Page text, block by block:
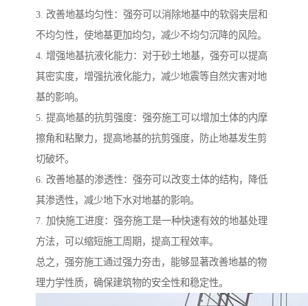
3. 改善地基均匀性：强夯可以消除地基中的软弱夹层和
不均匀性，使地基更加均匀，减少不均匀沉降的风险。
4. 增强地基抗液化能力：对于砂土地基，强夯可以提高
其密实度，增强抗液化能力，减少地震等自然灾害对地
基的影响。
5. 提高地基的抗剪强度：强夯施工可以增加土体的内摩
擦角和粘聚力，提高地基的抗剪强度，防止地基发生剪
切破坏。
6. 改善地基的渗透性：强夯可以改变土体的结构，降低
其渗透性，减少地下水对地基的影响。
7. 加快施工进度：强夯施工是一种快速有效的地基处理
方法，可以缩短施工周期，提高工程效率。
总之，强夯施工通过强力夯击，能够显著改善地基的物
理力学性质，确保建筑物的安全性和稳定性。